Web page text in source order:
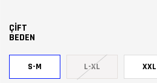
ÇİFT
BEDEN
S-M L-XL XXL